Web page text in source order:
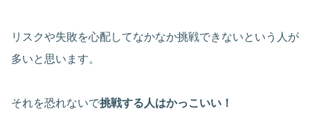
リスクや失敗を心配してなかなか挑戦できないという人が
多いと思います。
それを恐れないで挑戦する人はかっこいい！